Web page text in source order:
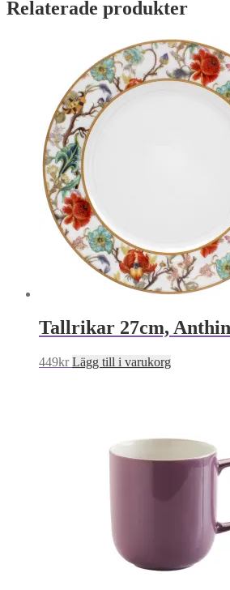
Relaterade produkter
Tallrikar 27cm,
449kr Lägg till i varukorg